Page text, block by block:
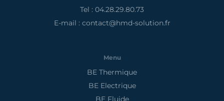
Tel : 04.28.29.80.73
E-mail : contact@hmd-solution.fr
Menu
BE Thermique
BE Electrique
BE Fluide